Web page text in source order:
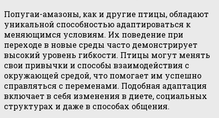
Попугаи-амазоны, как и другие птицы, обладают
уникальной способностью адаптироваться к
меняющимся условиям. Их поведение при
переходе в новые среды часто демонстрирует
высокий уровень гибкости. Птицы могут менять
свои привычки и способы взаимодействия с
окружающей средой, что помогает им успешно
справляться с переменами. Подобная адаптация
включает в себя изменения в диете, социальных
структурах и даже в способах общения.